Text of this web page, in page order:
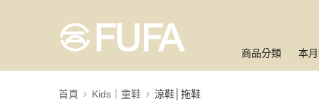
商品分類 本
首頁 Kids｜童鞋 涼鞋│拖鞋